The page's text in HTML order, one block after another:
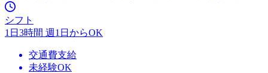
シフト
1日3時間 週1日からOK
交通費支給
未経験OK